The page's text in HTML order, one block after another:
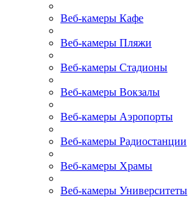
Веб-камеры Кафе
Веб-камеры Пляжи
Веб-камеры Стадионы
Веб-камеры Вокзалы
Веб-камеры Аэропорты
Веб-камеры Радиостанции
Веб-камеры Храмы
Веб-камеры Университеты